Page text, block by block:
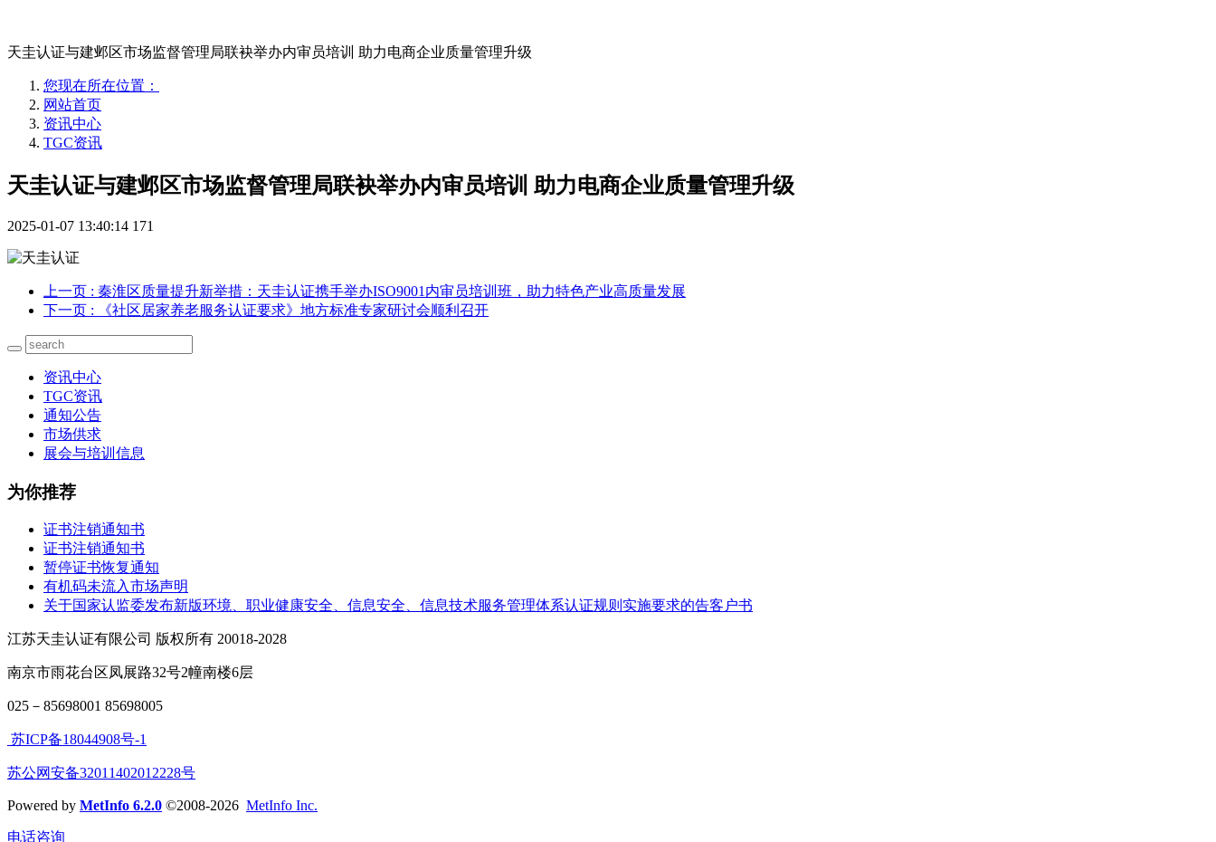
天圭认证与建邺区市场监督管理局联袂举办内审员培训 助力电商企业质量管理升级
您现在所在位置：
网站首页
资讯中心
TGC资讯
天圭认证与建邺区市场监督管理局联袂举办内审员培训 助力电商企业质量管理升级
2025-01-07 13:40:14 171
上一页 : 秦淮区质量提升新举措：天圭认证携手举办ISO9001内审员培训班，助力特色产业高质量发展
下一页 : 《社区居家养老服务认证要求》地方标准专家研讨会顺利召开
资讯中心
TGC资讯
通知公告
市场供求
展会与培训信息
为你推荐
证书注销通知书
证书注销通知书
暂停证书恢复通知
有机码未流入市场声明
关于国家认监委发布新版环境、职业健康安全、信息安全、信息技术服务管理体系认证规则实施要求的告客户书
江苏天圭认证有限公司 版权所有 20018-2028
南京市雨花台区凤展路32号2幢南楼6层
025－85698001 85698005
苏ICP备18044908号-1
苏公网安备32011402012228号
Powered by MetInfo 6.2.0 ©2008-2026 MetInfo Inc.
电话咨询